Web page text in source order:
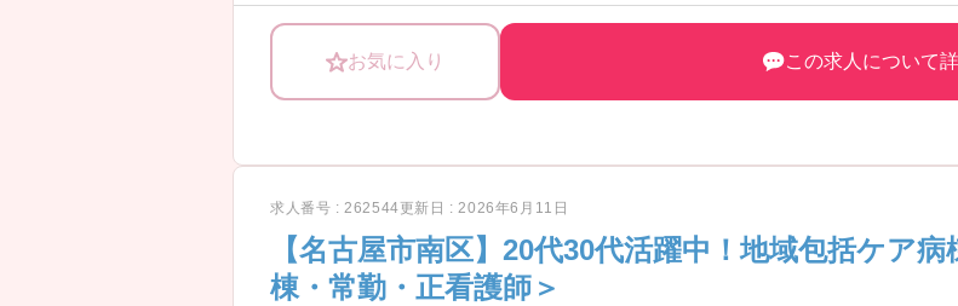
境です。
リハビリにご興味のある方には、さまざまな面からおすすめの病院となっております。
お気に入り この求人について
求人番号 : 262544更新日 : 2026年6月11日
【名古屋市南区】20代30代活躍中！地域包括ケア
棟・常勤・正看護師＞